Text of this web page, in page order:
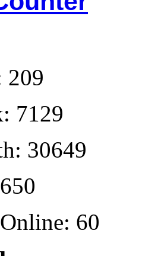
209
7129
30649
60